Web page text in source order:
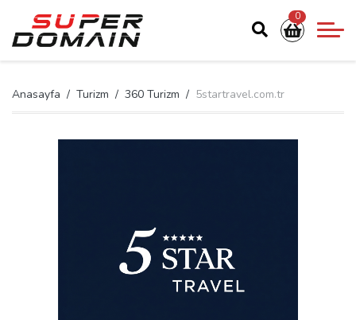
0
Anasayfa Turizm 360 Turizm 5startravel.com.tr